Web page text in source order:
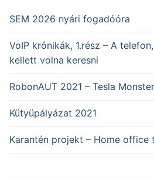
SEM 2026 nyári fogadóóra
VoIP krónikák, 1.rész – A
kellett volna keresni
RobonAUT 2021 – Tesla
Kütyüpályázat 2021
Karantén projekt – Home office